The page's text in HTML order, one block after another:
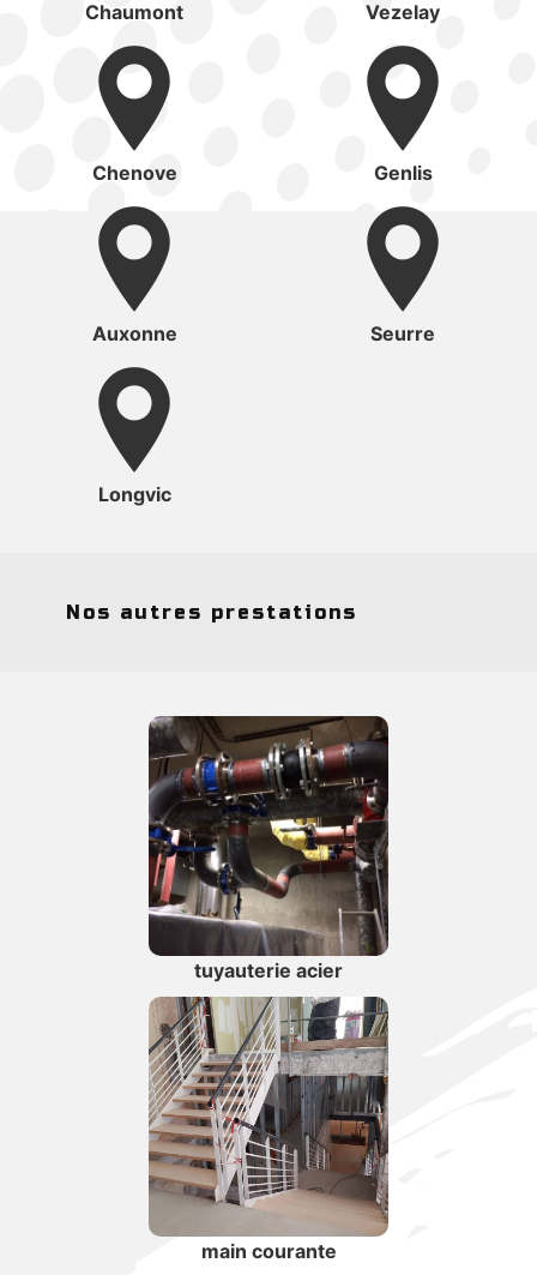
Chaumont Vezelay
Chenove Genlis
Auxonne Seurre
Longvic
Nos autres prestations
tuyauterie acier
main courante